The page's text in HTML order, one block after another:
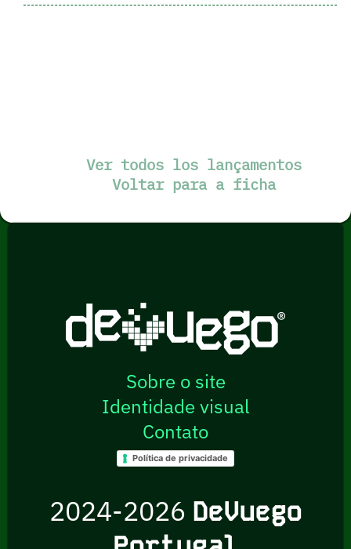
Ver todos los lançamentos
Voltar para a ficha
Sobre o site
Identidade visual
Contato
Política de privacidade
2024-2026 DeVuego